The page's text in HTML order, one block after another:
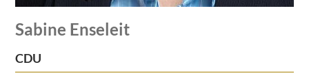
Sabine Enseleit
CDU